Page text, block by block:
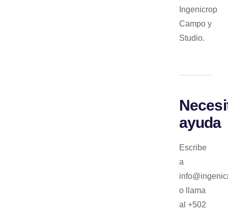
Ingenicrop
Campo y
Studio.
ayuda
Escribe
a
o llama
al +502